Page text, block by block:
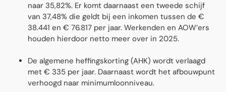
naar 35,82%. Er komt daarnaast een tweede schijf
van 37,48% die geldt bij een inkomen tussen de €
38.441 en € 76.817 per jaar. Werkenden en AOW’ers
houden hierdoor netto meer over in 2025.
De algemene heffingskorting (AHK) wordt verlaagd
met € 335 per jaar. Daarnaast wordt het afbouwpunt
verhoogd naar minimumloonniveau.